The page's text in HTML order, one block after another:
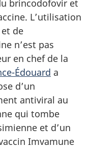
brincodofovir et
L’utilisation
de
n’est pas
en chef de la
Édouard a
d’un
antiviral au
qui tombe
et d’un
Imvamune